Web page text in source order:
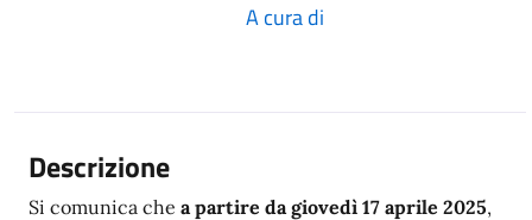
A cura di
Descrizione
Si comunica che a partire da giovedì 17 aprile 2025,